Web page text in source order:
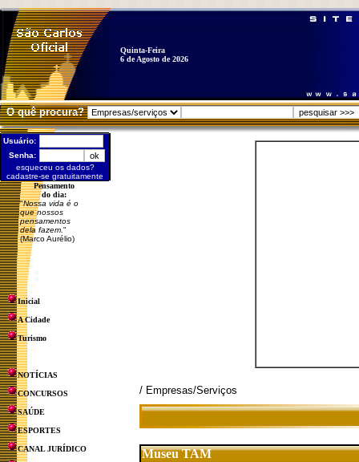
Quinta-Feira
6 de Agosto de 2026
O quê procura?
Usuário:
Senha:
esqueceu os dados?
cadastre-se gratuitamente
Pensamento
do dia:
"Nossa vida é o
que nossos
pensamentos
dela fazem. "
(Marco Aurélio)
Inicial
A Cidade
Turismo
NOTÍCIAS
CONCURSOS
SAÚDE
ESPORTES
CANAL JURÍDICO
/ Empresas/Serviços
Museu TAM